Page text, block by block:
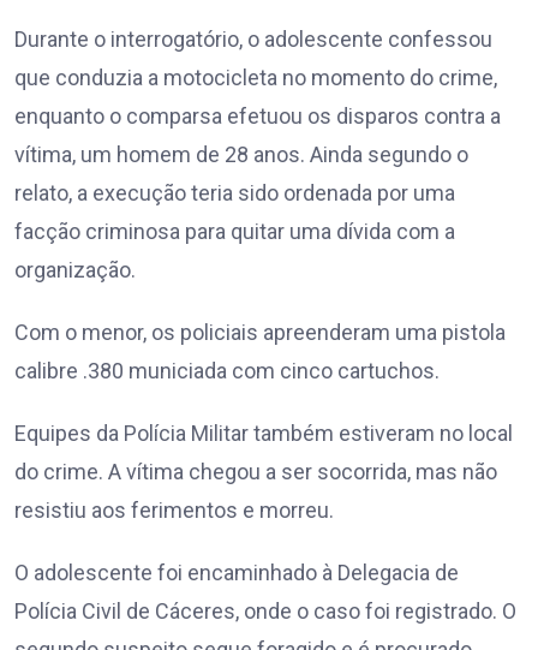
Durante o interrogatório, o adolescente confessou
que conduzia a motocicleta no momento do crime,
enquanto o comparsa efetuou os disparos contra a
vítima, um homem de 28 anos. Ainda segundo o
relato, a execução teria sido ordenada por uma
facção criminosa para quitar uma dívida com a
organização.
Com o menor, os policiais apreenderam uma pistola
calibre .380 municiada com cinco cartuchos.
Equipes da Polícia Militar também estiveram no local
do crime. A vítima chegou a ser socorrida, mas não
resistiu aos ferimentos e morreu.
O adolescente foi encaminhado à Delegacia de
Polícia Civil de Cáceres, onde o caso foi registrado. O